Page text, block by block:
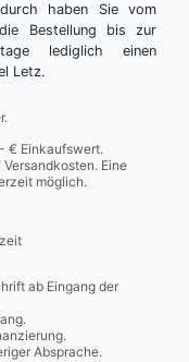
haben Sie vom
Bestellung bis zur
lediglich einen
Letz.
€ Einkaufswert.
Eine
möglich.
ab Eingang der
Absprache.